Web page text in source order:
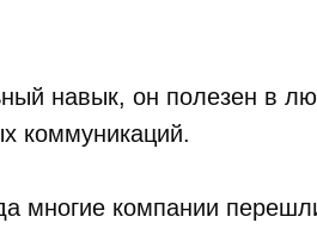
навык, он полезен в
коммуникаций.
многие компании